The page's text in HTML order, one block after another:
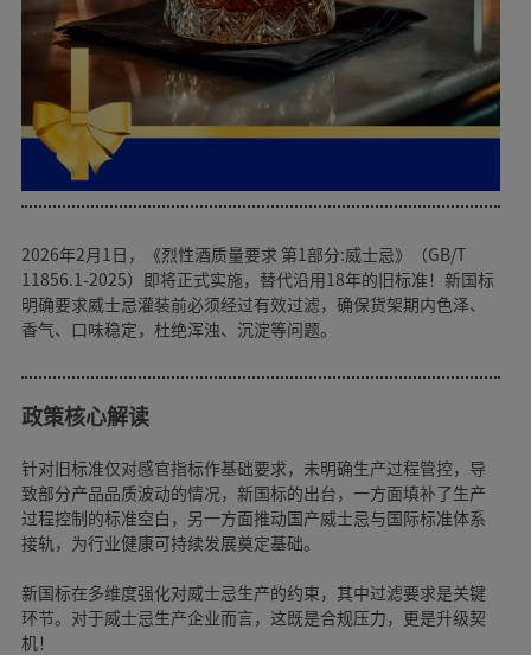
2026年2月1日，《烈性酒质量要求 第1部分:威士忌》（GB/T
11856.1-2025）即将正式实施，替代沿用18年的旧标准！新国标
明确要求威士忌灌装前必须经过有效过滤，确保货架期内色泽、
香气、口味稳定，杜绝浑浊、沉淀等问题。
政策核心解读
针对旧标准仅对感官指标作基础要求，未明确生产过程管控，导
致部分产品品质波动的情况，新国标的出台，一方面填补了生产
过程控制的标准空白，另一方面推动国产威士忌与国际标准体系
接轨，为行业健康可持续发展奠定基础。
新国标在多维度强化对威士忌生产的约束，其中过滤要求是关键
环节。对于威士忌生产企业而言，这既是合规压力，更是升级契
机！